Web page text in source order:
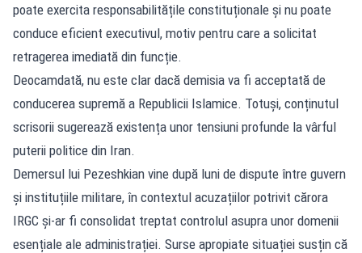
poate exercita responsabilitățile constituționale și nu poate
conduce eficient executivul, motiv pentru care a solicitat
retragerea imediată din funcție.
Deocamdată, nu este clar dacă demisia va fi acceptată de
conducerea supremă a Republicii Islamice. Totuși, conținutul
scrisorii sugerează existența unor tensiuni profunde la vârful
puterii politice din Iran.
Demersul lui Pezeshkian vine după luni de dispute între guvern
și instituțiile militare, în contextul acuzațiilor potrivit cărora
IRGC și-ar fi consolidat treptat controlul asupra unor domenii
esențiale ale administrației. Surse apropiate situației susțin că